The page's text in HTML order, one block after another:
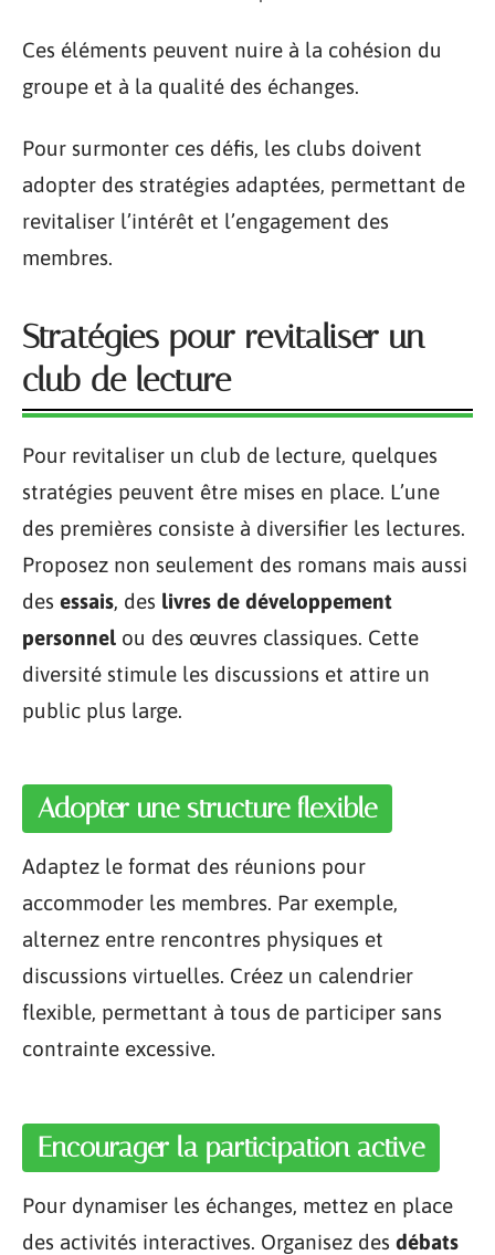
Ces éléments peuvent nuire à la cohésion du
groupe et à la qualité des échanges.
Pour surmonter ces défis, les clubs doivent
adopter des stratégies adaptées, permettant de
revitaliser l’intérêt et l’engagement des
membres.
Stratégies pour revitaliser un
club de lecture
Pour revitaliser un club de lecture, quelques
stratégies peuvent être mises en place. L’une
des premières consiste à diversifier les lectures.
Proposez non seulement des romans mais aussi
des essais, des livres de développement
personnel ou des œuvres classiques. Cette
diversité stimule les discussions et attire un
public plus large.
Adopter une structure flexible
Adaptez le format des réunions pour
accommoder les membres. Par exemple,
alternez entre rencontres physiques et
discussions virtuelles. Créez un calendrier
flexible, permettant à tous de participer sans
contrainte excessive.
Encourager la participation active
Pour dynamiser les échanges, mettez en place
des activités interactives. Organisez des débats